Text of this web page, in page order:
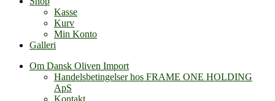
Kasse
Kurv
Min Konto
Galleri
Om Dansk Oliven Import
Handelsbetingelser hos FRAME ONE HOLDING
ApS
Kontakt